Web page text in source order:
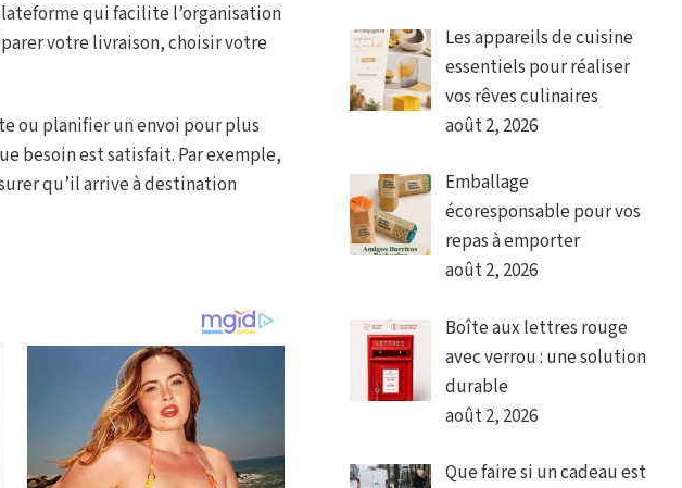
qui facilite l’organisation
votre livraison, choisir votre
ou planifier un envoi pour plus
besoin est satisfait. Par exemple,
qu’il arrive à destination
Les appareils de cuisine
essentiels pour réaliser
vos rêves culinaires
août 2, 2026
Emballage
écoresponsable pour vos
repas à emporter
août 2, 2026
Boîte aux lettres rouge
avec verrou : une solution
durable
août 2, 2026
Que faire si un cadeau est